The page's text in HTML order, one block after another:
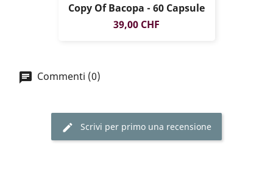
Copy Of Bacopa - 60 Capsule
Prezzo
39,00 CHF
Commenti (0)
Scrivi per primo una recensione